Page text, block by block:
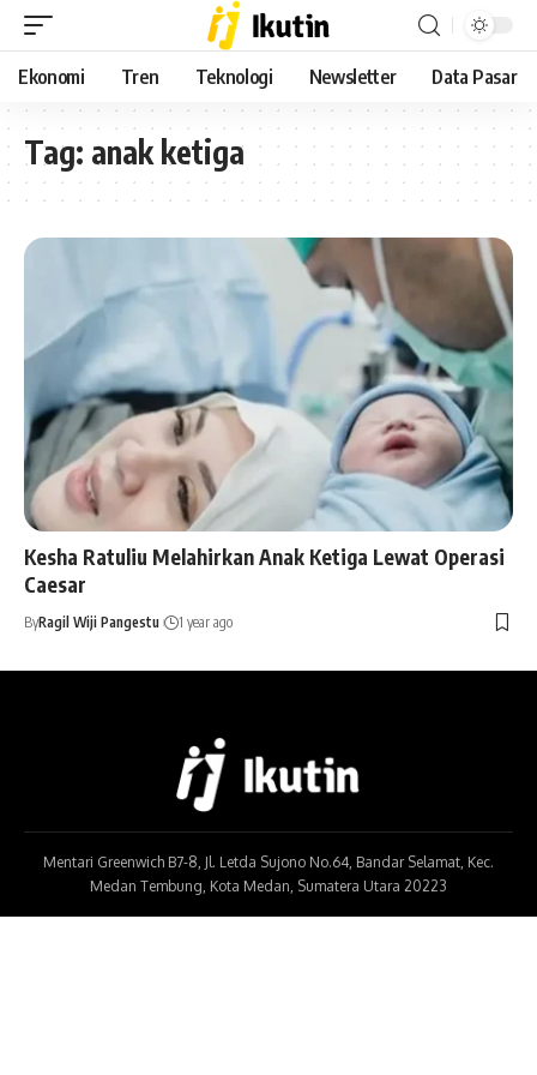
Ekonomi Tren Teknologi Newsletter Data Pasar
Tag: anak ketiga
Kesha Ratuliu Melahirkan Anak Ketiga Lewat Operasi
Caesar
ByRagil Wiji Pangestu 1 year ago
Mentari Greenwich B7-8, Jl. Letda Sujono No.64, Bandar Selamat, Kec.
Medan Tembung, Kota Medan, Sumatera Utara 20223